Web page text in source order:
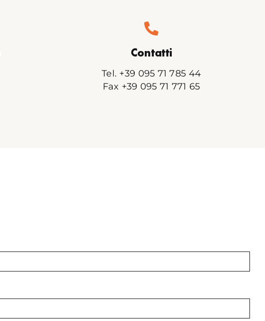
Contatti
Tel. +39 095 71 785 44
Fax +39 095 71 771 65